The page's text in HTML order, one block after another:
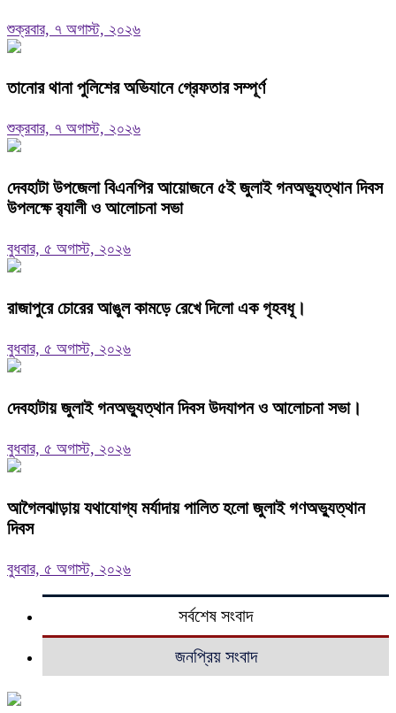
শুক্রবার, ৭ অগাস্ট, ২০২৬
তানোর থানা পুলিশের অভিযানে গ্রেফতার সম্পূর্ণ
শুক্রবার, ৭ অগাস্ট, ২০২৬
দেবহাটা উপজেলা বিএনপির আয়োজনে ৫ই জুলাই গনঅভ্যুত্থান দিবস
উপলক্ষে র‍্যালী ও আলোচনা সভা
বুধবার, ৫ অগাস্ট, ২০২৬
রাজাপুরে চোরের আঙুল কামড়ে রেখে দিলো এক গৃহবধূ।
বুধবার, ৫ অগাস্ট, ২০২৬
দেবহাটায় জুলাই গনঅভ্যুত্থান দিবস উদযাপন ও আলোচনা সভা।
বুধবার, ৫ অগাস্ট, ২০২৬
আগৈলঝাড়ায় যথাযোগ্য মর্যাদায় পালিত হলো জুলাই গণঅভ্যুত্থান
দিবস
বুধবার, ৫ অগাস্ট, ২০২৬
সর্বশেষ সংবাদ
জনপ্রিয় সংবাদ